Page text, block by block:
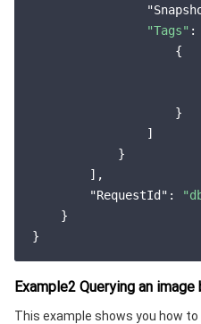
"Tags" :
                    {
                    }
                ]
            }
        ],
"RequestId" :
    }
Example2 Querying an
This example shows you how